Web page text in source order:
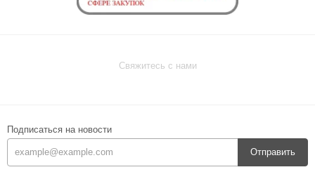
Свяжитесь с нами
Подписаться на новости
Отправить